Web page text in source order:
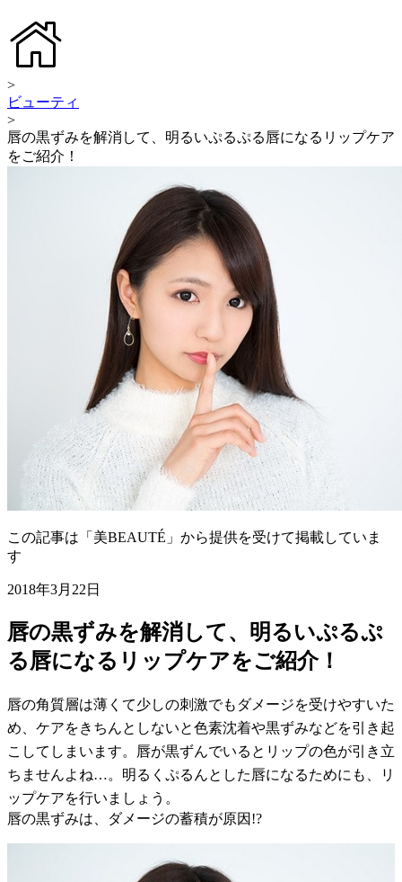
>
ビューティ
>
唇の黒ずみを解消して、明るいぷるぷる唇になるリップケア
をご紹介！
この記事は「美BEAUTÉ」から提供を受けて掲載していま
す
2018年3月22日
唇の黒ずみを解消して、明るいぷるぷ
る唇になるリップケアをご紹介！
唇の角質層は薄くて少しの刺激でもダメージを受けやすいた
め、ケアをきちんとしないと色素沈着や黒ずみなどを引き起
こしてしまいます。唇が黒ずんでいるとリップの色が引き立
ちませんよね…。明るくぷるんとした唇になるためにも、リ
ップケアを行いましょう。
唇の黒ずみは、ダメージの蓄積が原因!?